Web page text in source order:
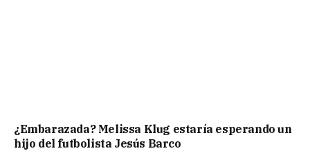
¿Embarazada? Melissa Klug estaría esperando un
hijo del futbolista Jesús Barco